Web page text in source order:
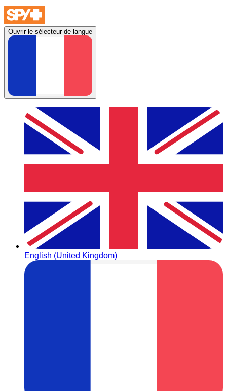
Ouvrir le sélecteur de langue
English (United Kingdom)